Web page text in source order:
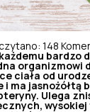
148
bardzo
organizmowi
ciała od
i ma jasnożółtą
Ulega